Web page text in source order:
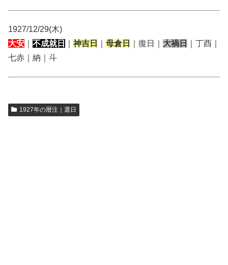
1927/12/29(木)
大安
不成就日 神吉日 母倉日 ｜復日｜ 大禍日
｜丁酉｜
七赤｜納｜斗
1927年の暦注｜選日